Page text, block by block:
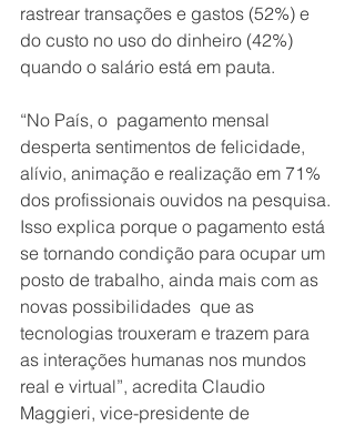
rastrear transações e gastos (52%) e
do custo no uso do dinheiro (42%)
quando o salário está em pauta.
“No País, o  pagamento mensal
desperta sentimentos de felicidade,
alívio, animação e realização em 71%
dos profissionais ouvidos na pesquisa.
Isso explica porque o pagamento está
se tornando condição para ocupar um
posto de trabalho, ainda mais com as
novas possibilidades  que as
tecnologias trouxeram e trazem para
as interações humanas nos mundos
real e virtual”, acredita Claudio
Maggieri, vice-presidente de